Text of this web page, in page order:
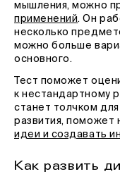
мышления, можно
применений. Он
несколько
можно больше
основного.
Тест поможет
к нестандартному
станет толчком
развития, поможет
идеи и создавать
Как развить